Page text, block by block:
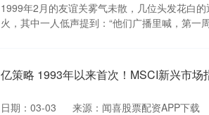
1999年2月的友谊关雾气未散，几位头发花白
火，其中一人低声提到：“他们广播里喊，第一
亿策略 1993年以来首次！MSCI新兴市
日期：03-03 来源：闻喜股票配资APP下载